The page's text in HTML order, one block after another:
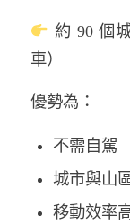
約 90 個
車）
優勢為：
不需自駕
城市與山
移動效率